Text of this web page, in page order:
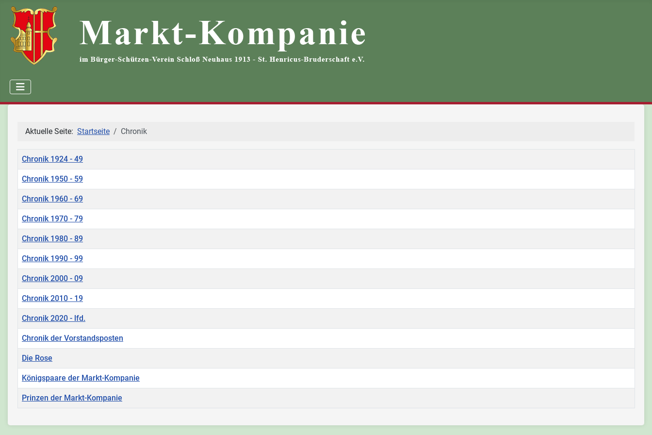
Aktuelle Seite: Startseite Chronik
Titel
Chronik 1924 - 49
Chronik 1950 - 59
Chronik 1960 - 69
Chronik 1970 - 79
Chronik 1980 - 89
Chronik 1990 - 99
Chronik 2000 - 09
Chronik 2010 - 19
Chronik 2020 - lfd.
Chronik der Vorstandsposten
Die Rose
Königspaare der Markt-Kompanie
Prinzen der Markt-Kompanie